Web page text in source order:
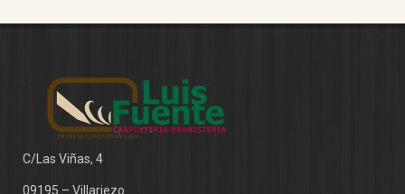
C/Las Viñas, 4
09195 – Villariezo